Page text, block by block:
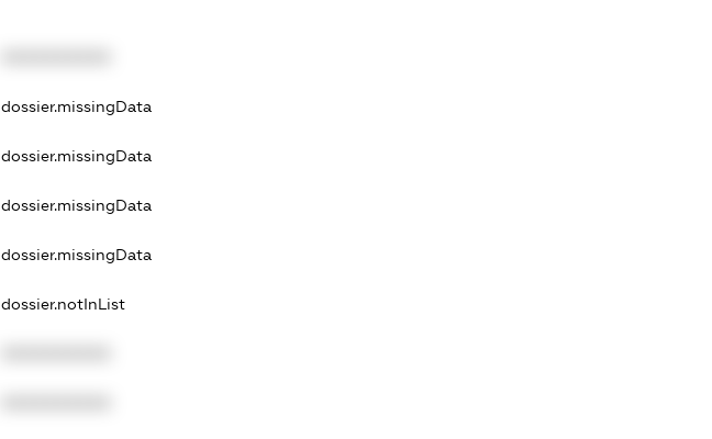
dossier.missingData
dossier.missingData
dossier.missingData
dossier.missingData
dossier.notInList